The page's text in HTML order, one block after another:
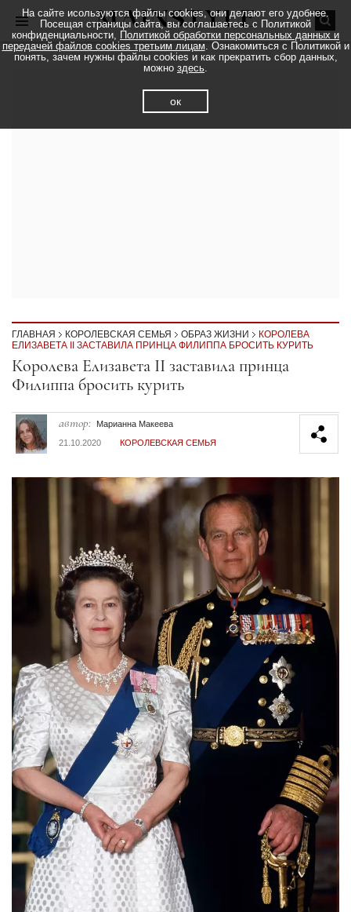
ГЛАВНАЯ КОРОЛЕВСКАЯ СЕМЬЯ ОБРАЗ ЖИЗНИ
КОРОЛЕВА
ЕЛИЗАВЕТА II ЗАСТАВИЛА ПРИНЦА ФИЛИППА БРОСИТЬ КУРИТЬ
Секция статей
Королева Елизавета II заставила принца
Филиппа бросить курить
автор:
Марианна Макеева
21.10.2020
КОРОЛЕВСКАЯ СЕМЬЯ
На сайте исользуются файлы cookies, они делают его удобнее.
Посещая страницы сайта, вы соглашаетесь с Политикой
конфиденциальности, Политикой обработки персональных данных и
передачей файлов cookies третьим лицам. Ознакомиться с Политикой и
понять, зачем нужны файлы cookies и как прекратить сбор данных,
можно здесь.
ок